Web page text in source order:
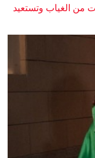
من الغياب وتستعيد